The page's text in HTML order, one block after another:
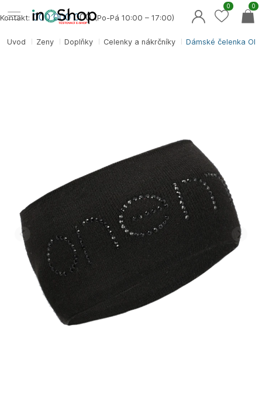
Úvod Ženy Doplňky Čelenky a nákrčníky Dámské čelenka
Kontakt: 000 000 000(Po-Pá 10:00 – 17:00)
0
0